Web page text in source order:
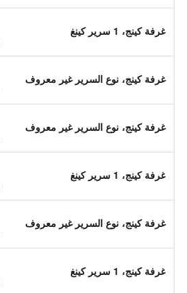
غرفة كينج، 1 سرير كينغ
غرفة كينج، نوع السرير غير معروف
غرفة كينج، نوع السرير غير معروف
غرفة كينج، 1 سرير كينغ
غرفة كينج، نوع السرير غير معروف
غرفة كينج، 1 سرير كينغ